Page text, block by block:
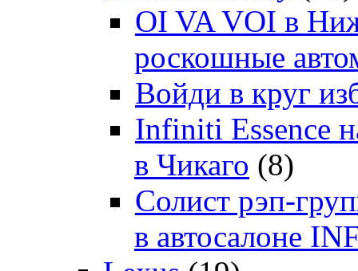
OI VA VOI в
роскошные
Войди в круг
Infiniti Essence
в Чикаго (8)
Солист рэп-
в автосалоне